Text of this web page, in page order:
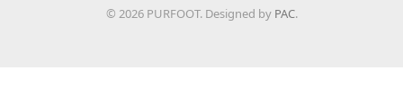
© 2026 PURFOOT. Designed by PAC.